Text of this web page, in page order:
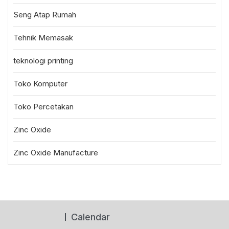
Seng Atap Rumah
Tehnik Memasak
teknologi printing
Toko Komputer
Toko Percetakan
Zinc Oxide
Zinc Oxide Manufacture
Calendar